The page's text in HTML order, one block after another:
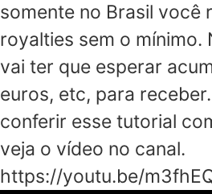
somente no Brasil você
royalties sem o mínimo.
vai ter que esperar
euros, etc, para
conferir esse tutorial
veja o vídeo no canal.
https://youtu.be/